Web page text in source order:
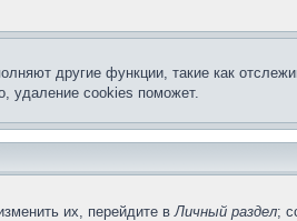
другие функции, такие как
удаление cookies поможет.
их, перейдите вЛичный раздел;